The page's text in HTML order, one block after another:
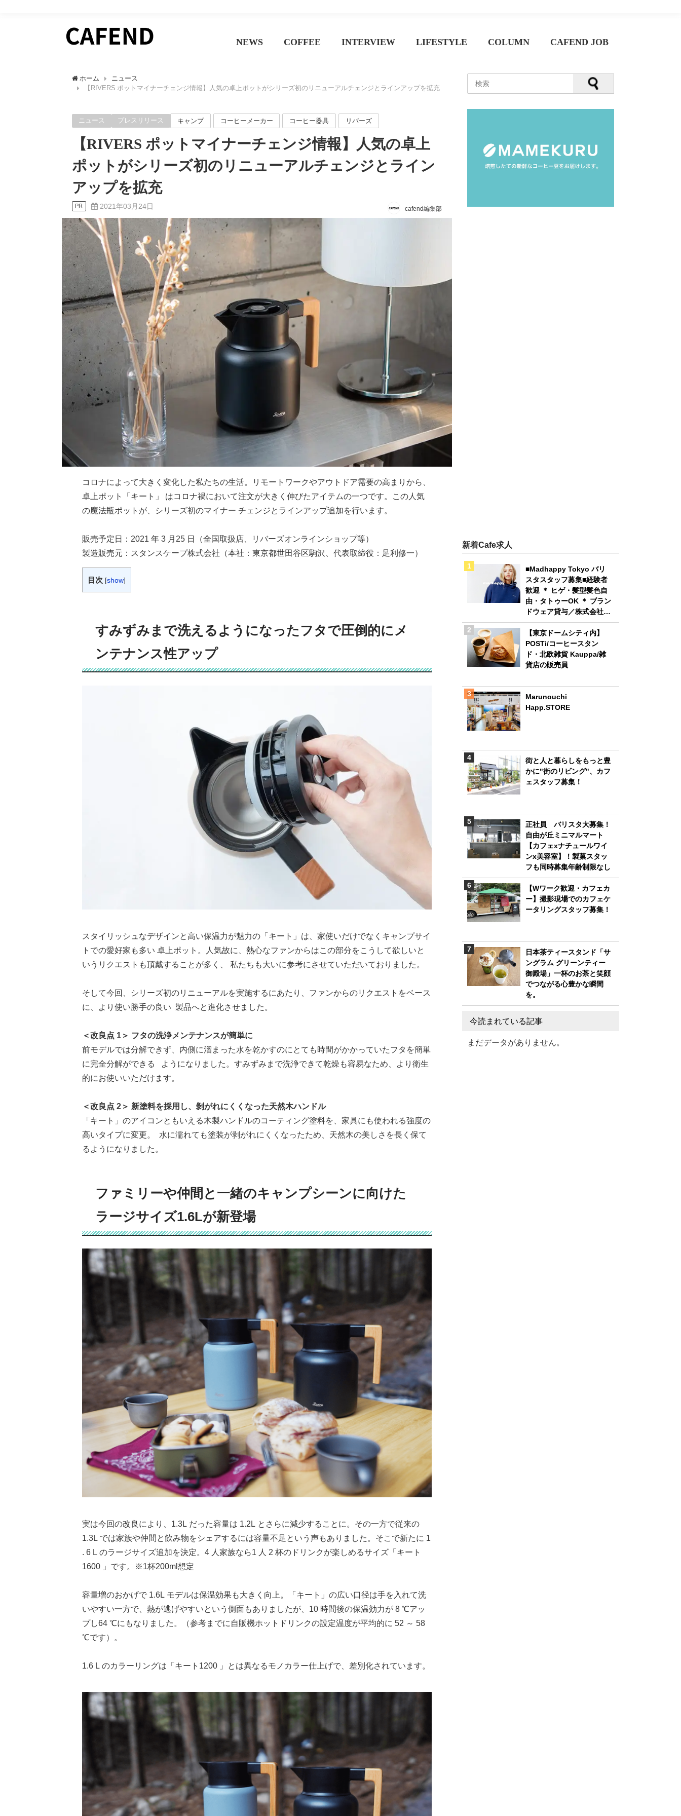
NEWS COFFEE INTERVIEW LIFESTYLE COLUMN CAFEND JOB
ホーム
ニュース
【RIVERS ポットマイナーチェンジ情報】人気の卓上ポットがシリーズ初のリニューアルチェンジとラインアップを拡充
ニュース プレスリリース キャンプ コーヒーメーカー コーヒー器具 リバーズ
【RIVERS ポットマイナーチェンジ情報】人気の卓上
ポットがシリーズ初のリニューアルチェンジとライン
アップを拡充
PR 2021年03月24日 cafend編集部
コロナによって大きく変化した私たちの生活。リモートワークやアウトドア需要の高まりから、
卓上ポット「キート」 はコロナ禍において注文が大きく伸びたアイテムの一つです。この人気
の魔法瓶ポットが、シリーズ初のマイナー チェンジとラインアップ追加を行います。
販売予定日：2021 年 3 月25 日（全国取扱店、リバーズオンラインショップ等）
製造販売元：スタンスケープ株式会社（本社：東京都世田谷区駒沢、代表取締役：足利修一）
目次 [show]
すみずみまで洗えるようになったフタで圧倒的にメ
ンテナンス性アップ
スタイリッシュなデザインと高い保温力が魅力の「キート」は、家使いだけでなくキャンプサイ
トでの愛好家も多い 卓上ポット。人気故に、熱心なファンからはこの部分をこうして欲しいと
いうリクエストも頂戴することが多く、 私たちも大いに参考にさせていただいておりました。
そして今回、シリーズ初のリニューアルを実施するにあたり、ファンからのリクエストをベース
に、より使い勝手の良い 製品へと進化させました。
＜改良点 1＞ フタの洗浄メンテナンスが簡単に
前モデルでは分解できず、内側に溜まった水を乾かすのにとても時間がかかっていたフタを簡単
に完全分解ができる ようになりました。すみずみまで洗浄できて乾燥も容易なため、より衛生
的にお使いいただけます。
＜改良点 2＞ 新塗料を採用し、剝がれにくくなった天然木ハンドル
「キート」のアイコンともいえる木製ハンドルのコーティング塗料を、家具にも使われる強度の
高いタイプに変更。 水に濡れても塗装が剥がれにくくなったため、天然木の美しさを長く保て
るようになりました。
ファミリーや仲間と一緒のキャンプシーンに向けた
ラージサイズ1.6Lが新登場
実は今回の改良により、1.3L だった容量は 1.2L とさらに減少することに。その一方で従来の
1.3L では家族や仲間と飲み物をシェアするには容量不足という声もありました。そこで新たに 1
. 6 L のラージサイズ追加を決定。4 人家族なら1 人 2 杯のドリンクが楽しめるサイズ「キート
1600 」です。※1杯200ml想定
容量増のおかげで 1.6L モデルは保温効果も大きく向上。「キート」の広い口径は手を入れて洗
いやすい一方で、熱が逃げやすいという側面もありましたが、10 時間後の保温効力が 8 ℃アッ
プし64 ℃にもなりました。（参考までに自販機ホットドリンクの設定温度が平均的に 52 ～ 58
℃です）。
1.6 L のカラーリングは「キート1200 」とは異なるモノカラー仕上げで、差別化されています。
新着Cafe求人
■Madhappy Tokyo バリ
スタスタッフ募集■経験者
歓迎 ＊ ヒゲ・髪型髪色自
由・タトゥーOK ＊ ブラン
ドウェア貸与／株式会社
Madhappy Japan
【東京ドームシティ内】
POSTi/コーヒースタン
ド・北欧雑貨 Kauppa/雑
貨店の販売員
Marunouchi
Happ.STORE
街と人と暮らしをもっと豊
かに"街のリビング"、カフ
ェスタッフ募集！
正社員 バリスタ大募集！
自由が丘ミニマルマート
【カフェxナチュールワイ
ンx美容室】！製菓スタッ
フも同時募集年齢制限なし
【Wワーク歓迎・カフェカ
ー】撮影現場でのカフェケ
ータリングスタッフ募集！
日本茶ティースタンド「サ
ングラム グリーンティー
御殿場」一杯のお茶と笑顔
でつながる心豊かな瞬間
を。
今読まれている記事
まだデータがありません。